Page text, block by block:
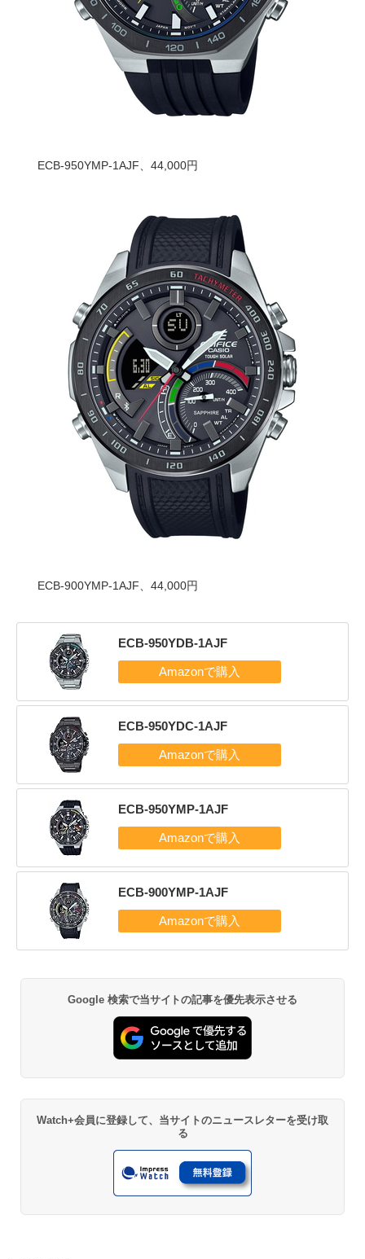
ECB-950YMP-1AJF、44,000円
ECB-900YMP-1AJF、44,000円
ECB-950YDB-1AJF
ECB-950YDC-1AJF
ECB-950YMP-1AJF
ECB-900YMP-1AJF
Google 検索で当サイトの記事を優先表示させる
Watch+会員に登録して、当サイトのニュースレターを受け取
る